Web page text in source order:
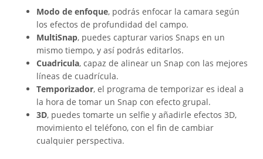
Modo de enfoque, podrás enfocar la camara según
los efectos de profundidad del campo.
MultiSnap, puedes capturar varios Snaps en un
mismo tiempo, y así podrás editarlos.
Cuadricula, capaz de alinear un Snap con las mejores
líneas de cuadrícula.
Temporizador, el programa de temporizar es ideal a
la hora de tomar un Snap con efecto grupal.
3D, puedes tomarte un selfie y añadirle efectos 3D,
movimiento el teléfono, con el fin de cambiar
cualquier perspectiva.